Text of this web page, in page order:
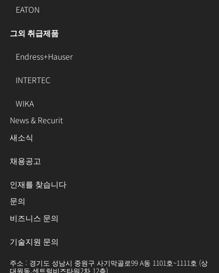
EATON
그외 취급제품
Endress+Hauser
INTERTEC
WIKA
News & Recurit
새소식
채용공고
인재를 찾습니다
문의
비즈니스 문의
기술지원 문의
주소 : 경기도 성남시 중원구 사기막골로99 A동 1101호~1111호 (상
대원동,센트럴비즈타워2차 12층)